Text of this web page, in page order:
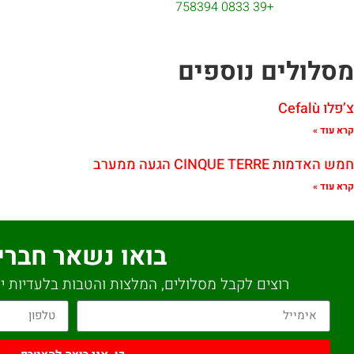
+39 0833 758394
מסלולים נוספים
צ’פלו Cefalù
קרא עוד »
חמש האדמות CINQUE TERRE הגעה ממערב
קרא עוד »
בואו נשאר
רוצים לקבל מסלולים, המלצות והטבות בלעדיות